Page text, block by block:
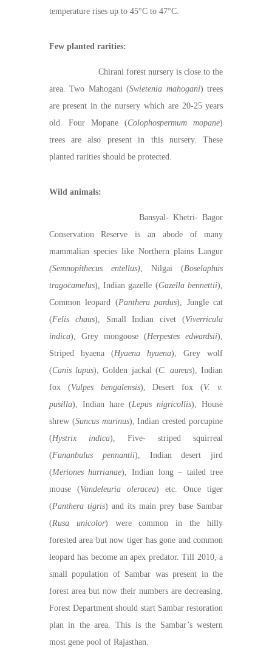
temperature rises up to 45°C to 47°C.
Few planted rarities:
Chirani forest nursery is close to the
area. Two Mahogani (Swietenia mahogani) trees
are present in the nursery which are 20-25 years
old. Four Mopane (Colophospermum mopane)
trees are also present in this nursery. These
planted rarities should be protected.
Wild animals:
Bansyal- Khetri- Bagor
Conservation Reserve is an abode of many
mammalian species like Northern plains Langur
(Semnopithecus entellus), Nilgai (Boselaphus
tragocamelus), Indian gazelle (Gazella bennettii),
Common leopard (Panthera pardus), Jungle cat
(Felis chaus), Small Indian civet (Viverricula
indica), Grey mongoose (Herpestes edwardsii),
Striped hyaena (Hyaena hyaena), Grey wolf
(Canis lupus), Golden jackal (C. aureus), Indian
fox (Vulpes bengalensis), Desert fox (V. v.
pusilla), Indian hare (Lepus nigricollis), House
shrew (Suncus murinus), Indian crested porcupine
(Hystrix indica), Five- striped squirreal
(Funanbulus pennantii), Indian desert jird
(Meriones hurrianae), Indian long – tailed tree
mouse (Vandeleuria oleracea) etc. Once tiger
(Panthera tigris) and its main prey base Sambar
(Rusa unicolor) were common in the hilly
forested area but now tiger has gone and common
leopard has become an apex predator. Till 2010, a
small population of Sambar was present in the
forest area but now their numbers are decreasing.
Forest Department should start Sambar restoration
plan in the area. This is the Sambar’s western
most gene pool of Rajasthan.